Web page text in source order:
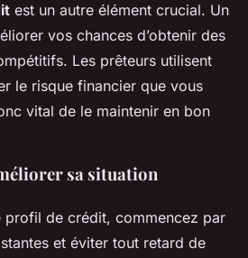
est un autre élément crucial. Un
vos chances d’obtenir des
Les prêteurs utilisent
le risque financier que vous
vital de le maintenir en bon
sa situation
profil de crédit, commencez par
et éviter tout retard de